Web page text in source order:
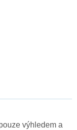
výhledem a